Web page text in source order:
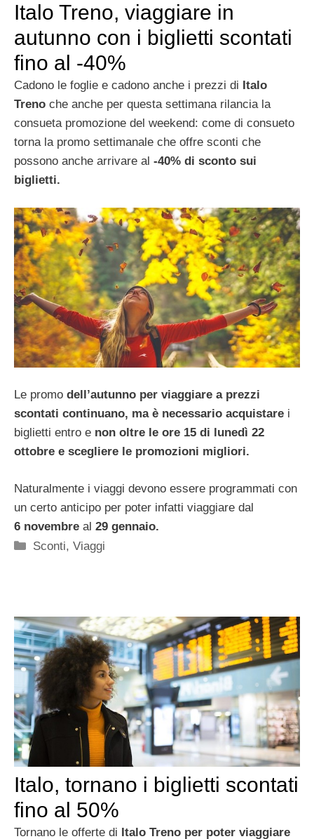
Italo Treno, viaggiare in
autunno con i biglietti scontati
fino al -40%
Cadono le foglie e cadono anche i prezzi di Italo
Treno che anche per questa settimana rilancia la
consueta promozione del weekend: come di consueto
torna la promo settimanale che offre sconti che
possono anche arrivare al -40% di sconto sui
biglietti.
Le promo dell’autunno per viaggiare a prezzi
scontati continuano, ma è necessario acquistare i
biglietti entro e non oltre le ore 15 di lunedì 22
ottobre e scegliere le promozioni migliori.
Naturalmente i viaggi devono essere programmati con
un certo anticipo per poter infatti viaggiare dal
6 novembre al 29 gennaio.
Categorie
Sconti,Viaggi
Italo, tornano i biglietti scontati
fino al 50%
Tornano le offerte di Italo Treno per poter viaggiare